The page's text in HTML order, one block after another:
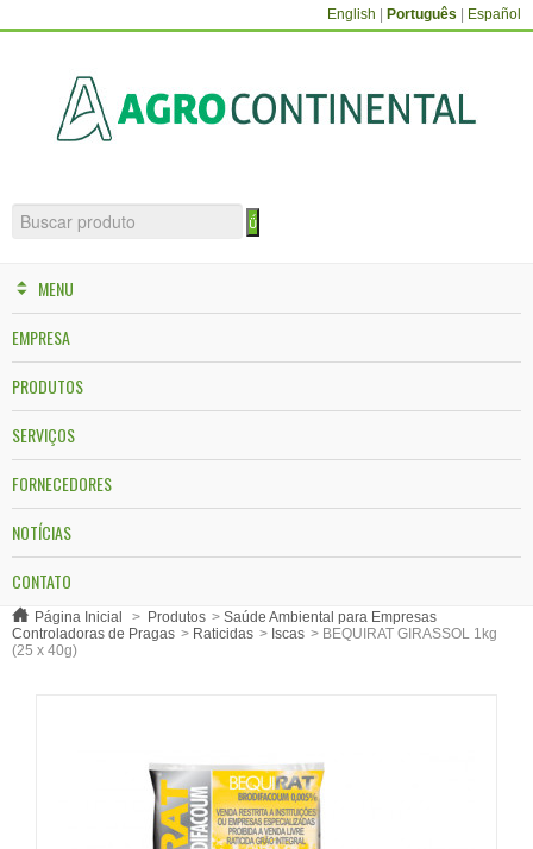
English Português Español
MENU
EMPRESA
PRODUTOS
SERVIÇOS
FORNECEDORES
NOTÍCIAS
CONTATO
Página Inicial > Produtos > Saúde Ambiental para Empresas
Controladoras de Pragas > Raticidas > Iscas > BEQUIRAT GIRASSOL 1kg
(25 x 40g)